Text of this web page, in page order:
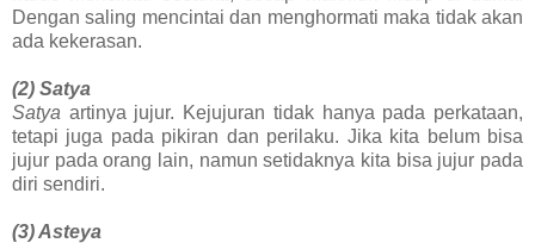
Dengan saling mencintai dan menghormati maka tidak akan
ada kekerasan.
(2) Satya
Satya artinya jujur. Kejujuran tidak hanya pada perkataan,
tetapi juga pada pikiran dan perilaku. Jika kita belum bisa
jujur pada orang lain, namun setidaknya kita bisa jujur pada
diri sendiri.
(3) Asteya